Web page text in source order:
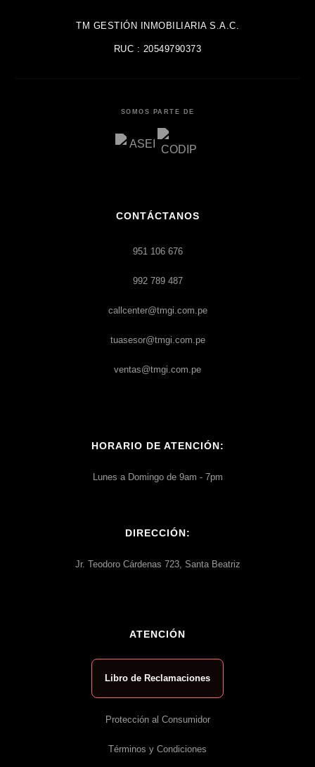
TM GESTIÓN INMOBILIARIA S.A.C.
RUC : 20549790373
SOMOS PARTE DE
CONTÁCTANOS
951 106 676
992 789 487
callcenter@tmgi.com.pe
tuasesor@tmgi.com.pe
ventas@tmgi.com.pe
HORARIO DE ATENCIÓN:
Lunes a Domingo de 9am - 7pm
DIRECCIÓN:
Jr. Teodoro Cárdenas 723, Santa Beatriz
ATENCIÓN
Libro de Reclamaciones
Protección al Consumidor
Términos y Condiciones